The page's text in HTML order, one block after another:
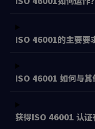
ISO 46001的主要要
ISO 46001 如何与其
获得ISO 46001 认证